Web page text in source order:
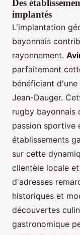
Des
implantés
L'implantation
bayonnais
rayonnement.
parfaitement
bénéficiant
Jean-Dauger.
rugby bayonnais
passion sportive
établissements
sur cette
clientèle locale
d'adresses
historiques et
découvertes
gastronomique